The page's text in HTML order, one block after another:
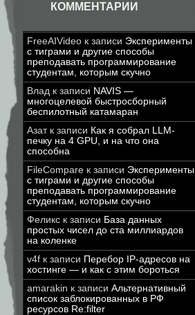
КОММЕНТАРИИ
FreeAIVideo к записи Эксперименты
с тиграми и другие способы
преподавать программирование
студентам, которым скучно
Влад к записи NAVIS —
многоцелевой быстросборный
беспилотный катамаран
Азатк записи Как я собрал LLM-
печку на 4 GPU, и на что она
способна
FileCompare к записи Эксперименты
с тиграми и другие способы
преподавать программирование
студентам, которым скучно
Феликс к записи База данных
простых чисел до ста миллиардов
на коленке
v4f к записи Перебор IP-адресов на
хостинге — и как с этим бороться
amarakin к записи Альтернативный
список заблокированных в РФ
ресурсов Re:filter